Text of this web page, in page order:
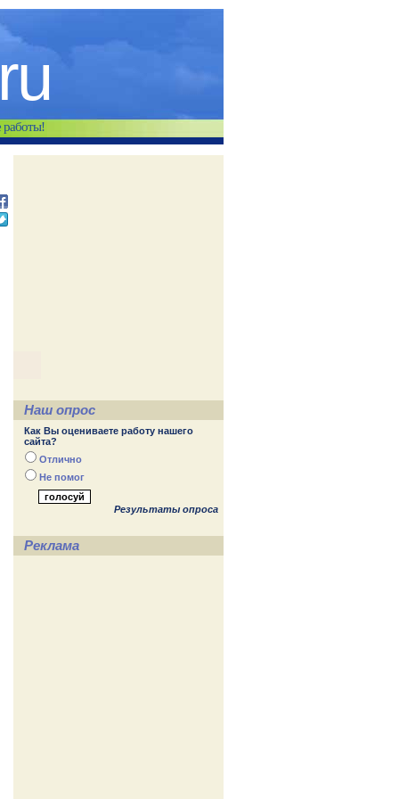
работы!
Наш опрос
Как Вы оцениваете работу нашего
сайта?
Отлично
Не помог
Результаты опроса
Реклама